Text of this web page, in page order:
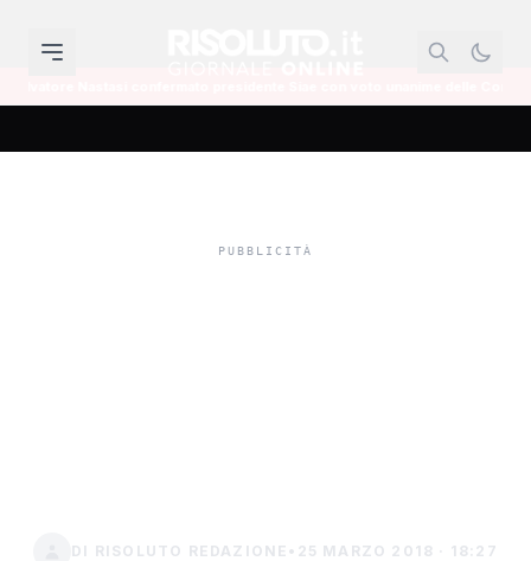
DI RISOLUTO REDAZIONE • 25 MARZO 2018 · 18:27